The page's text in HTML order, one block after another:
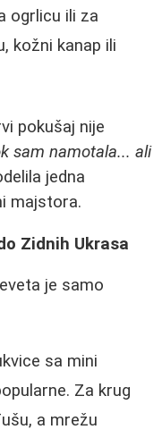
ogrlicu ili za
kožni kanap ili
pokušaj nije
sam namotala... ali
jedna
majstora.
Zidnih Ukrasa
je samo
sa mini
Za krug
a mrežu